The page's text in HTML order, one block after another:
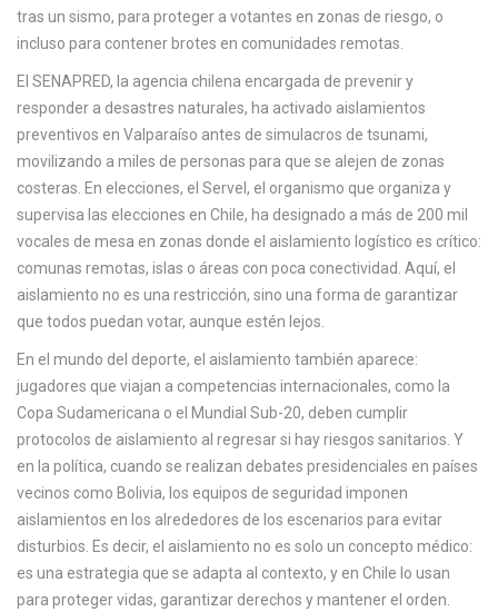
tras un sismo, para proteger a votantes en zonas de riesgo, o
incluso para contener brotes en comunidades remotas.
El SENAPRED, la agencia chilena encargada de prevenir y
responder a desastres naturales, ha activado aislamientos
preventivos en Valparaíso antes de simulacros de tsunami,
movilizando a miles de personas para que se alejen de zonas
costeras. En elecciones, el Servel , el organismo que organiza y
supervisa las elecciones en Chile, ha designado a más de 200 mil
vocales de mesa en zonas donde el aislamiento logístico es crítico:
comunas remotas, islas o áreas con poca conectividad. Aquí, el
aislamiento no es una restricción, sino una forma de garantizar
que todos puedan votar, aunque estén lejos.
En el mundo del deporte, el aislamiento también aparece:
jugadores que viajan a competencias internacionales, como la
Copa Sudamericana o el Mundial Sub-20, deben cumplir
protocolos de aislamiento al regresar si hay riesgos sanitarios. Y
en la política, cuando se realizan debates presidenciales en países
vecinos como Bolivia, los equipos de seguridad imponen
aislamientos en los alrededores de los escenarios para evitar
disturbios. Es decir, el aislamiento no es solo un concepto médico:
es una estrategia que se adapta al contexto, y en Chile lo usan
para proteger vidas, garantizar derechos y mantener el orden.